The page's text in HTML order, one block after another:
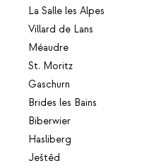
La Salle les Alpes
Villard de Lans
Méaudre
St. Moritz
Gaschurn
Brides les Bains
Biberwier
Hasliberg
Ještěd